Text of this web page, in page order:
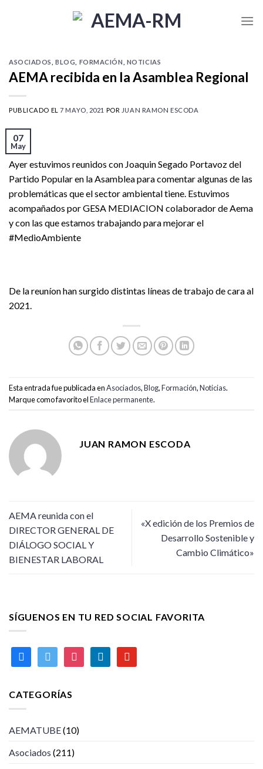
ASOCIADOS ,BLOG FORMACIÓN NOTICIAS
AEMA recibida en la Asamblea Regional
PUBLICADO EL7 MAYO, 2021 POR JUAN RAMON ESCODA
07
May
Ayer estuvimos reunidos con Joaquin Segado Portavoz del
Partido Popular en la Asamblea para comentar algunas de las
problemáticas que el sector ambiental tiene. Estuvimos
acompañados por GESA MEDIACION colaborador de Aema
y con las que estamos trabajando para mejorar el
#MedioAmbiente
De la reuníon han surgido distintas líneas de trabajo de cara al
2021.
Esta entrada fue publicada enAsociados,Blog,Formación,Noticias.
Marque como favorito elEnlace permanente.
JUAN RAMON ESCODA
AEMA reunida con el
DIRECTOR GENERAL DE
DIÁLOGO SOCIAL Y
BIENESTAR LABORAL
«X edición de los Premios de
Desarrollo Sostenible y
Cambio Climático»
SÍGUENOS EN TU RED SOCIAL FAVORITA
facebooktwitter instagramlinkedin youtube
CATEGORÍAS
AEMATUBE(10)
Asociados (211)